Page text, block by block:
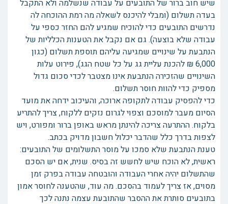
שיש חוב ברור של התובעים על עבודה שנשלמה ולא התקבל
בעדה תשלום (ומבלי להיכנס לשאלה מה רמת ההוכחה לה
נדרשים התובעים כדי להוכיח שמגיע להם החזר כספי על
עבודה שלא בוצעה). גם אם נקבל את הטענות הכלליות של
הנתבעת על שינויים שמגיעה עליהם תוספת תשלום (כגון
6,000 ₪ להכנת עליית גג על כל שטח הגג), פירוט עלות
השינויים שהזכירה הנתבעת אינו מצטבר לכדי סכום גדול
מספיק כדי להוות חוסר תשלום.
כדי להפסיק עבודה לתקופה ארוכה, והעיכוב ידחה את מועד
הסיום מעבר למוסכם וצפוי לגרום נזקים ללקוח, צריך להתריע
בלקוח. ההתרעה צריכה להינתן מראש באופן ברור ומפורט, ויש
לצפות בדרך כלל שהדבר יכלול חשבון מדויק בכתב.
טענת הנתבעת שלא סמכו על מוסר התשלומים של התובעים:
ראשית, לא הוכח שיש לחשש זה בסיס. שנית, אם יש הסכם
שהתשלום יהיה אחרי העבודה והובטחה עבודה בפרק זמן
מסוים, אז צריך לעמוד בהסכם. מה עוד, שהטענה לחוסר אמון
בתובעים סותרת את ההסבר שהתובעת עצמה נתנה לכך